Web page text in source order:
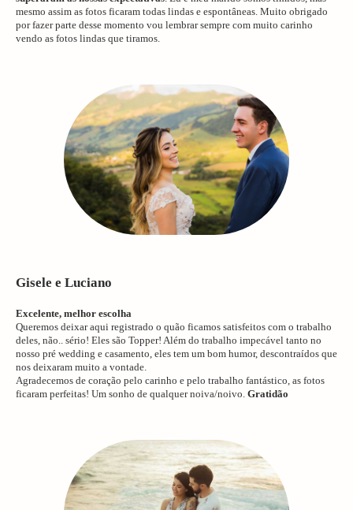
mesmo assim as fotos ficaram todas lindas e espontâneas. Muito obrigado
por fazer parte desse momento vou lembrar sempre com muito carinho
vendo as fotos lindas que tiramos.
Gisele e Luciano
Excelente, melhor escolha
Queremos deixar aqui registrado o quão ficamos satisfeitos com o trabalho
deles, não.. sério! Eles são Topper! Além do trabalho impecável tanto no
nosso pré wedding e casamento, eles tem um bom humor, descontraídos que
nos deixaram muito a vontade.
Agradecemos de coração pelo carinho e pelo trabalho fantástico, as fotos
ficaram perfeitas! Um sonho de qualquer noiva/noivo. Gratidão